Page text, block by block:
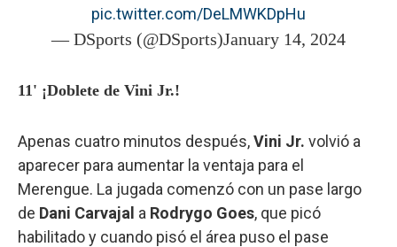
pic.twitter.com/DeLMWKDpHu
— DSports (@DSports)January 14, 2024
11' ¡Doblete de Vini Jr.!
Apenas cuatro minutos después,Vini Jr. volvió a
aparecer para aumentar la ventaja para el
Merengue. La jugada comenzó con un pase largo
de Dani Carvajal a Rodrygo Goes, que picó
habilitado y cuando pisó el área puso el pase